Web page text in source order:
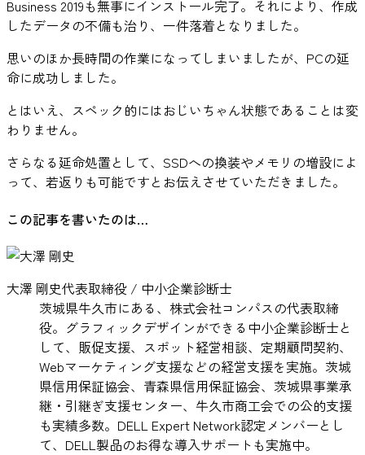
Business 2019も無事にインストール完了。それにより、作成
したデータの不備も治り、一件落着となりました。
思いのほか長時間の作業になってしまいましたが、PCの延
命に成功しました。
とはいえ、スペック的にはおじいちゃん状態であることは変
わりません。
さらなる延命処置として、SSDへの換装やメモリの増設によ
って、若返りも可能ですとお伝えさせていただきました。
この記事を書いたのは…
大澤 剛史代表取締役 / 中小企業診断士
茨城県牛久市にある、株式会社コンパスの代表取締
役。グラフィックデザインができる中小企業診断士と
して、販促支援、スポット経営相談、定期顧問契約、
Webマーケティング支援などの経営支援を実施。茨城
県信用保証協会、青森県信用保証協会、茨城県事業承
継・引継ぎ支援センター、牛久市商工会での公的支援
も実績多数。DELL Expert Network認定メンバーとし
て、DELL製品のお得な導入サポートも実施中。